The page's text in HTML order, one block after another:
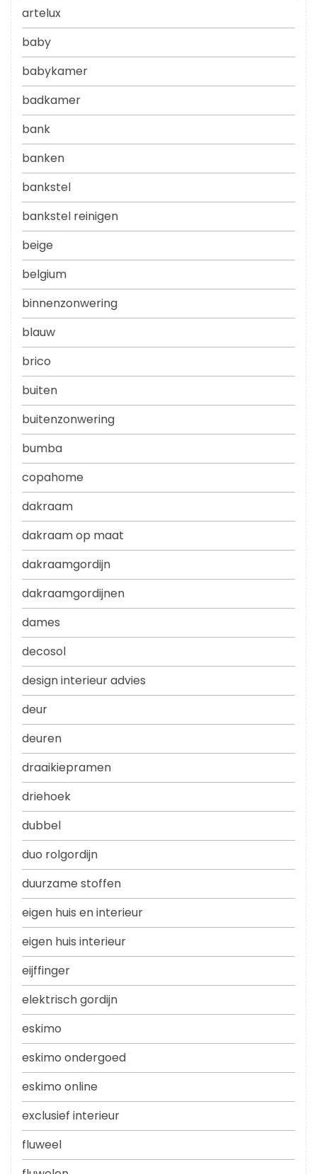
artelux
baby
babykamer
badkamer
bank
banken
bankstel
bankstel reinigen
beige
belgium
binnenzonwering
blauw
brico
buiten
buitenzonwering
bumba
copahome
dakraam
dakraam op maat
dakraamgordijn
dakraamgordijnen
dames
decosol
design interieur advies
deur
deuren
draaikiepramen
driehoek
dubbel
duo rolgordijn
duurzame stoffen
eigen huis en interieur
eigen huis interieur
eijffinger
elektrisch gordijn
eskimo
eskimo ondergoed
eskimo online
exclusief interieur
fluweel